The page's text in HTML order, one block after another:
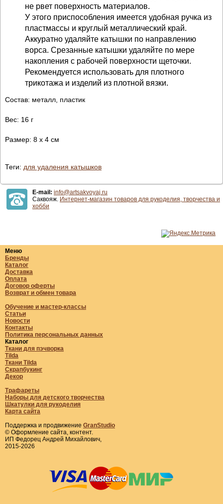
не рвет поверхность материалов.
У этого приспособления имеется удобная ручка из
пластмассы и круглый металлический край.
Аккуратно удаляйте катышки по направлению
ворса. Срезанные катышки удаляйте по мере
накопления с рабочей поверхности щеточки.
Рекомендуется использовать для плотного
трикотажа и изделий из плотной вязки.
Состав: металл, пластик
Вес: 16 г
Размер: 8 х 4 см
Теги: для удаления катышков
E-mail: info@artsakvoyaj.ru
Саквояж. Интернет-магазин товаров для рукоделия, творчества и
хобби
Меню
Бренды
Каталог
Доставка
Оплата
Договор оферты
Возврат и обмен товара
Обучение и мастер-классы
Статьи
Новости
Контакты
Политика персональных данных
Каталог
Ткани для пэчворка
Tilda
Ткани Tilda
Скрапбукинг
Декор
Трафареты
Наборы для детского творчества
Шкатулки для рукоделия
Карта сайта
Поддержка и продвижение GranStudio
© Оформление сайта, контент.
ИП Федорец Андрей Михайлович,
2015-2026